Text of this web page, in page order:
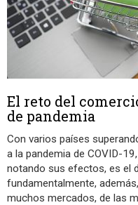
El reto del
de pandemia
Con varios países
a la pandemia de COVID-
notando sus efectos, es el
fundamentalmente,
muchos mercados, de las